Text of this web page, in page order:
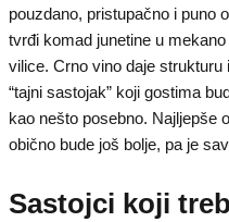
pouzdano, pristupačno i puno
tvrđi komad junetine u
vilice. Crno vino daje
“tajni sastojak” koji gostima
kao nešto posebno. Najljepše
obično bude još bolje, pa je
Sastojci koji